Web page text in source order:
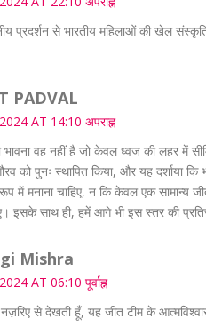
प्रदर्शन से भारतीय महिलाओं की खेल
PADVAL
AT 14:10 अपराह्न
वह नहीं है जो केवल ध्वज की लहर में
को पुनः स्थापित किया, और यह दर्शाया
में मनाना चाहिए, न कि केवल एक सामान्य
इसके साथ ही, हमें आगे भी इस स्तर की
Mishra
AT 06:10 पूर्वाह्न
से देखती हूँ, यह जीत टीम के